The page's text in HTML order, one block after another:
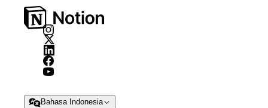
Bahasa Indonesia